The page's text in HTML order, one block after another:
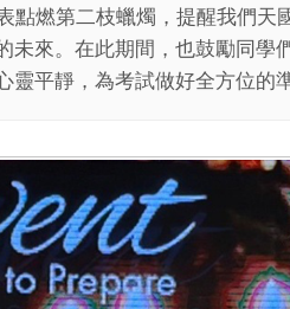
燃第二枝蠟燭，提醒我們
來。在此期間，也鼓勵同
平靜，為考試做好全方位的準